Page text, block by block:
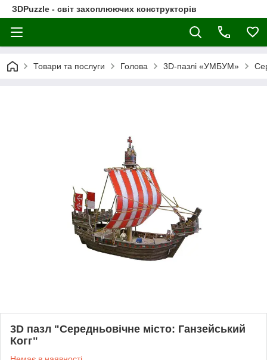
ЗDPuzzle - світ захоплюючих конструкторів
Товари та послуги Голова 3D-пазлі «УМБУМ»
3D пазл "Середньовічне місто: Ганзейський
Когг"